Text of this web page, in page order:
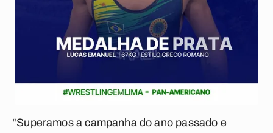
“Superamos a campanha do ano passado e